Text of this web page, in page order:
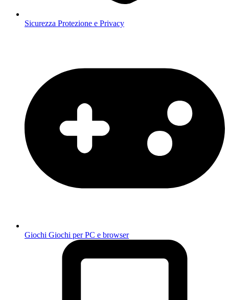
Sicurezza Protezione e Privacy
Giochi Giochi per PC e browser